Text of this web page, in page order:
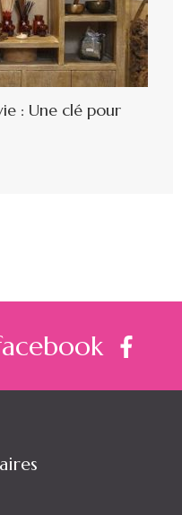
: Une clé pour